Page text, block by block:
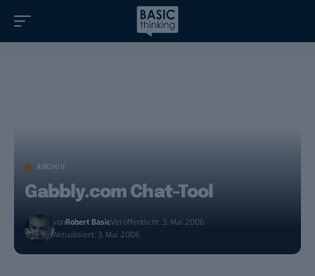
ARCHIV
Gabbly.com Chat-Tool
vonRobert BasicVeröffentlicht: 3. Mai 2006
Aktualisiert: 3. Mai 2006